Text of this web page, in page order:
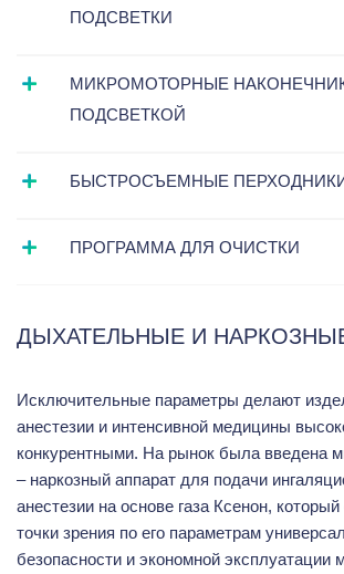
ПОДСВЕТКИ
МИКРОМОТОРНЫЕ
ПОДСВЕТКОЙ
БЫСТРОСЪЕМНЫЕ
ПРОГРАММА ДЛЯ ОЧИСТКИ
ДЫХАТЕЛЬНЫЕ И
Исключительные параметры делают
анестезии и интенсивной медицины
конкурентными. На рынок была введена
– наркозный аппарат для подачи
анестезии на основе газа Ксенон,
точки зрения по его параметрам
безопасности и экономной эксплуатации